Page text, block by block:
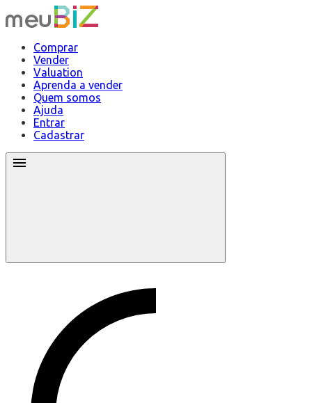
Comprar
Vender
Valuation
Aprenda a vender
Quem somos
Ajuda
Entrar
Cadastrar